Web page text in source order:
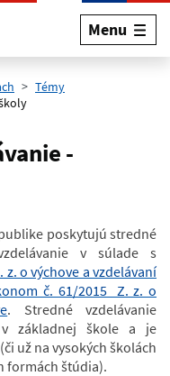
Menu
Témy
-
poskytujú stredné
v súlade s
z. o výchove a vzdelávaní
č. 61/2015 Z. z. o
. Stredné vzdelávanie
v základnej škole a je
už na vysokých školách
formách štúdia).